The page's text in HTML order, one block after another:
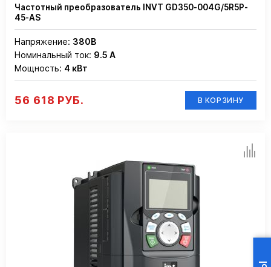
Частотный преобразователь INVT GD350-004G/5R5P-
45-AS
Напряжение: 380В
Номинальный ток: 9.5 А
Мощность: 4 кВт
56 618 РУБ. В КОРЗИНУ